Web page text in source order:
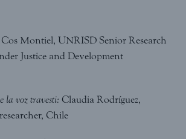
Montiel, UNRISD Senior Research
Justice and Development
la voz travesti: Claudia Rodríguez,
Chile